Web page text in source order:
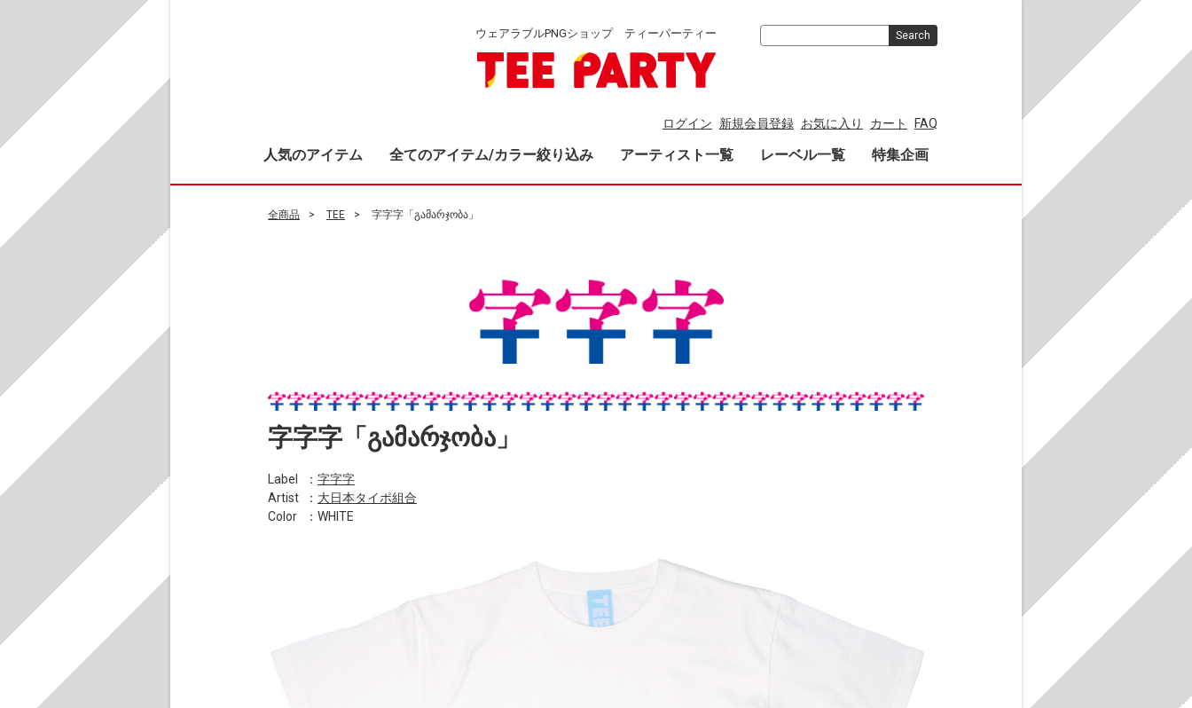
ウェアラブルPNGショップ ティーパーティー
ログイン 新規会員登録 お気に入り カート FAQ
人気のアイテム 全てのアイテム/カラー絞り込み アーティスト一覧 レーベル一覧 特集企画
Search
全商品 TEE 字字字「გამარჯობა」
字字字「გამარჯობა」
Label ： 字字字
Artist
： 大日本タイポ組合
Color
：WHITE